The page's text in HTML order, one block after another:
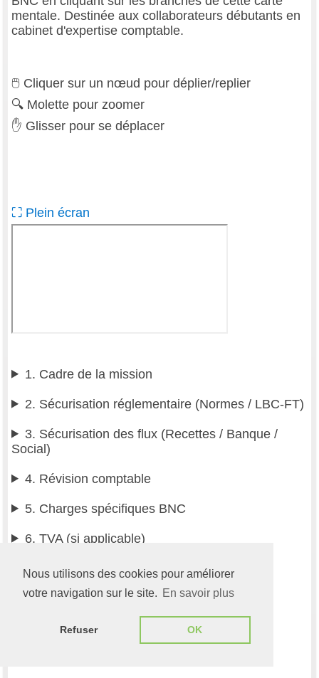
Nous utilisons des cookies pour améliorer
votre navigation sur le site. En savoir plus
Refuser OK
mentale. Destinée aux collaborateurs débutants en
cabinet d'expertise comptable.
🖱 Cliquer sur un nœud pour déplier/replier
🔍 Molette pour zoomer
✋ Glisser pour se déplacer
⛶ Plein écran
1. Cadre de la mission
2. Sécurisation réglementaire (Normes / LBC-FT)
3. Sécurisation des flux (Recettes / Banque /
Social)
4. Révision comptable
5. Charges spécifiques BNC
6. TVA (si applicable)
7. Tableaux AGA (si adhésion)
9. Finalisation et contrôles de cohérence